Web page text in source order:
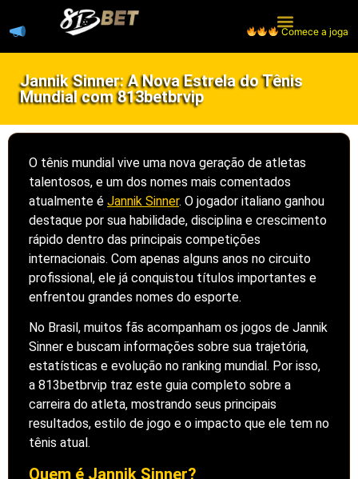
Comece a jogar,
Jannik Sinner: A Nova Estrela do Tênis
Mundial com 813betbrvip
O tênis mundial vive uma nova geração de atletas
talentosos, e um dos nomes mais comentados
atualmente é Jannik Sinner. O jogador italiano ganhou
destaque por sua habilidade, disciplina e crescimento
rápido dentro das principais competições
internacionais. Com apenas alguns anos no circuito
profissional, ele já conquistou títulos importantes e
enfrentou grandes nomes do esporte.
No Brasil, muitos fãs acompanham os jogos de Jannik
Sinner e buscam informações sobre sua trajetória,
estatísticas e evolução no ranking mundial. Por isso,
a 813betbrvip traz este guia completo sobre a
carreira do atleta, mostrando seus principais
resultados, estilo de jogo e o impacto que ele tem no
tênis atual.
Quem é Jannik Sinner?